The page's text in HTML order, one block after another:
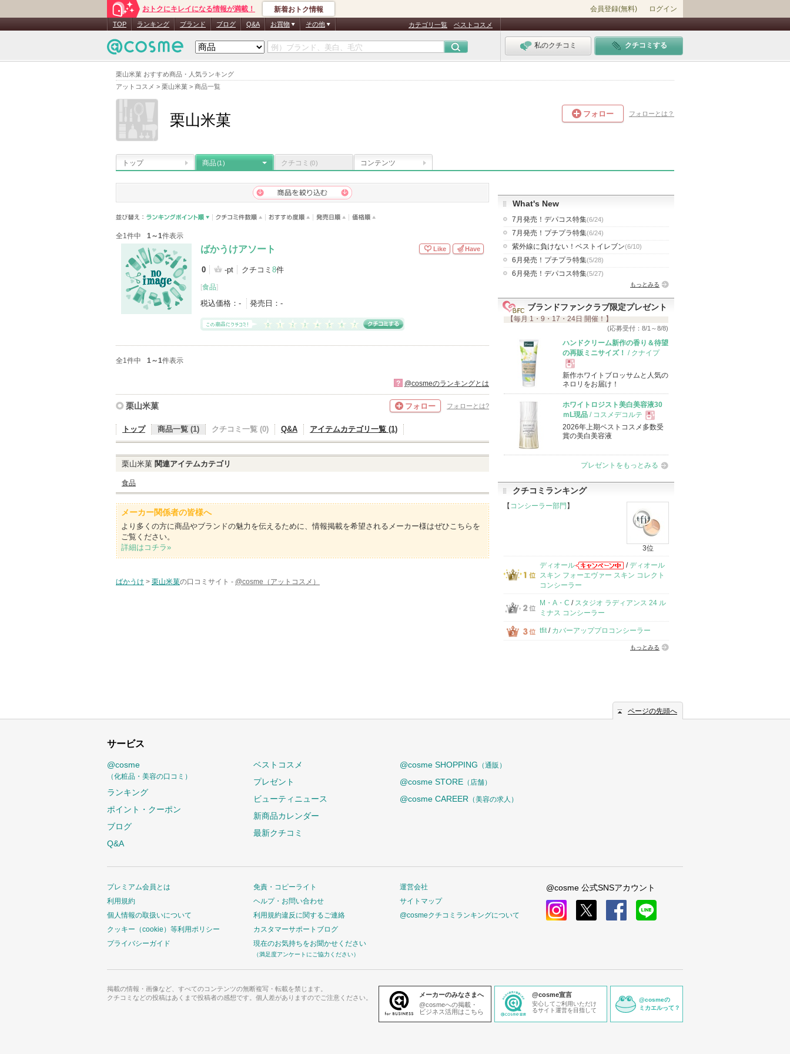
栗山米菓 おすすめ商品・人気ランキング
アットコスメ > 栗山米菓 > 商品一覧
おトクにキレイになる情報が満載！ 新着おトク情報 会員登録(無料) ログイン
TOP ランキング ブランド ブログ Q&A お買物 その他 カテゴリ一覧 ベストコスメ
私のクチコミ クチコミする
栗山米菓 フォロー フォローとは？
トップ 商品(1) クチコミ (0) コンテンツ
全1件中 1～1件表示
ばかうけアソート
0 -pt クチコミ 8件
[食品]
税込価格： - 発売日： -
Like Have
全1件中 1～1件表示
? @cosmeのランキングとは
栗山米菓 フォロー フォローとは?
トップ 商品一覧 (1) クチコミ一覧 (0) Q&A アイテムカテゴリ一覧 (1)
栗山米菓 関連アイテムカテゴリ
食品
メーカー関係者の皆様へ
より多くの方に商品やブランドの魅力を伝えるために、情報掲載を希望されるメーカー様はぜひこちらを
ご覧ください。
詳細はコチラ»
ばかうけ > 栗山米菓の口コミサイト - @cosme（アットコスメ）
What's New
7月発売！デパコス特集(6/24)
7月発売！プチプラ特集(6/24)
紫外線に負けない！ベストイレブン(6/10)
6月発売！プチプラ特集(5/28)
6月発売！デパコス特集(5/27)
もっとみる
ブランドファンクラブ限定プレゼント
【毎月 1・9・17・24日 開催！】
(応募受付：8/1～8/8)
ハンドクリーム新作の香り＆待望
の再販ミニサイズ！
/ クナイプ
現
品
新作ホワイトブロッサムと人気の
ネロリをお届け！
ホワイトロジスト美白美容液30
ｍL現品 / コスメデコルテ
現
品
2026年上期ベストコスメ多数受
賞の美白美容液
プレゼントをもっとみる
クチコミランキング
【 コンシーラー部門 】
3位
ディオール /ディオール
スキン フォーエヴァー スキン コレクト
コンシーラー
M・A・C / スタジオ ラディアンス 24 ル
ミナス コンシーラー
tfit/ カバーアッププロコンシーラー
もっとみる
ページの先頭へ
サービス
@cosme
（化粧品・美容の口コミ）
ランキング
ポイント・クーポン
ブログ
Q&A
ベストコスメ
プレゼント
ビューティニュース
新商品カレンダー
最新クチコミ
@cosme SHOPPING （通販）
@cosme STORE （店舗）
@cosme CAREER （美容の求人）
プレミアム会員とは
利用規約
個人情報の取扱いについて
クッキー（cookie）等利用ポリシー
プライバシーガイド
免責・コピーライト
ヘルプ・お問い合わせ
利用規約違反に関するご連絡
カスタマーサポートブログ
現在のお気持ちをお聞かせください
（満足度アンケートにご協力ください）
運営会社
サイトマップ
@cosmeクチコミランキングについて
@cosme 公式SNSアカウント
掲載の情報・画像など、すべてのコンテンツの無断複写・転載を禁じます。
クチコミなどの投稿はあくまで投稿者の感想です。個人差がありますのでご注意ください。
メーカーのみなさまへ
@cosmeへの掲載・
ビジネス活用はこちら
@cosme宣言
安心してご利用いただけ
るサイト運営を目指して
@cosmeの
ミカエルって？